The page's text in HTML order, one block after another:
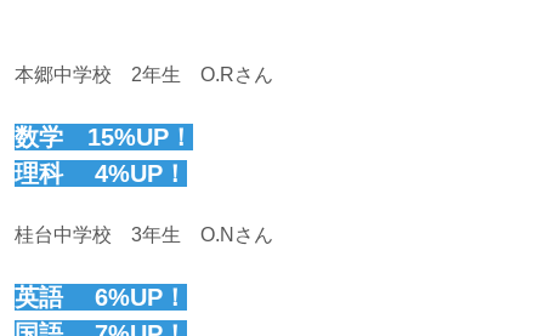
本郷中学校 2年生 O.Rさん
数学 15%UP！
理科 4%UP！
桂台中学校 3年生 O.Nさん
英語 6%UP！